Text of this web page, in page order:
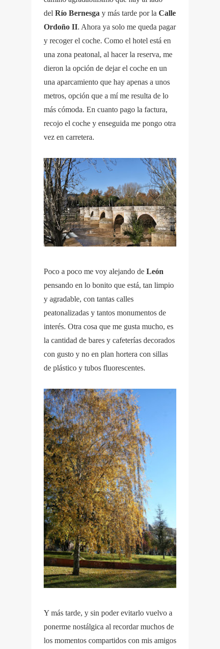
del Río Bernesga y más tarde por la Calle
Ordoño II. Ahora ya solo me queda pagar
y recoger el coche. Como el hotel está en
una zona peatonal, al hacer la reserva, me
dieron la opción de dejar el coche en un
una aparcamiento que hay apenas a unos
metros, opción que a mí me resulta de lo
más cómoda. En cuanto pago la factura,
recojo el coche y enseguida me pongo otra
vez en carretera.
Poco a poco me voy alejando de León
pensando en lo bonito que está, tan limpio
y agradable, con tantas calles
peatonalizadas y tantos monumentos de
interés. Otra cosa que me gusta mucho, es
la cantidad de bares y cafeterías decorados
con gusto y no en plan hortera con sillas
de plástico y tubos fluorescentes.
Y más tarde, y sin poder evitarlo vuelvo a
ponerme nostálgica al recordar muchos de
los momentos compartidos con mis amigos